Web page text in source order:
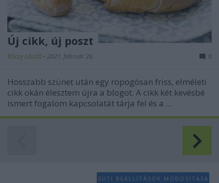
Új cikk, új poszt
Kóczy László • 2021. február 26. 0
Hosszabb szünet után egy ropogósan friss, elméleti
cikk okán élesztem újra a blogot. A cikk két kevésbé
ismert fogalom kapcsolatát tárja fel és a ...
SÜTI BEÁLLÍTÁSOK MÓDOSÍTÁSA